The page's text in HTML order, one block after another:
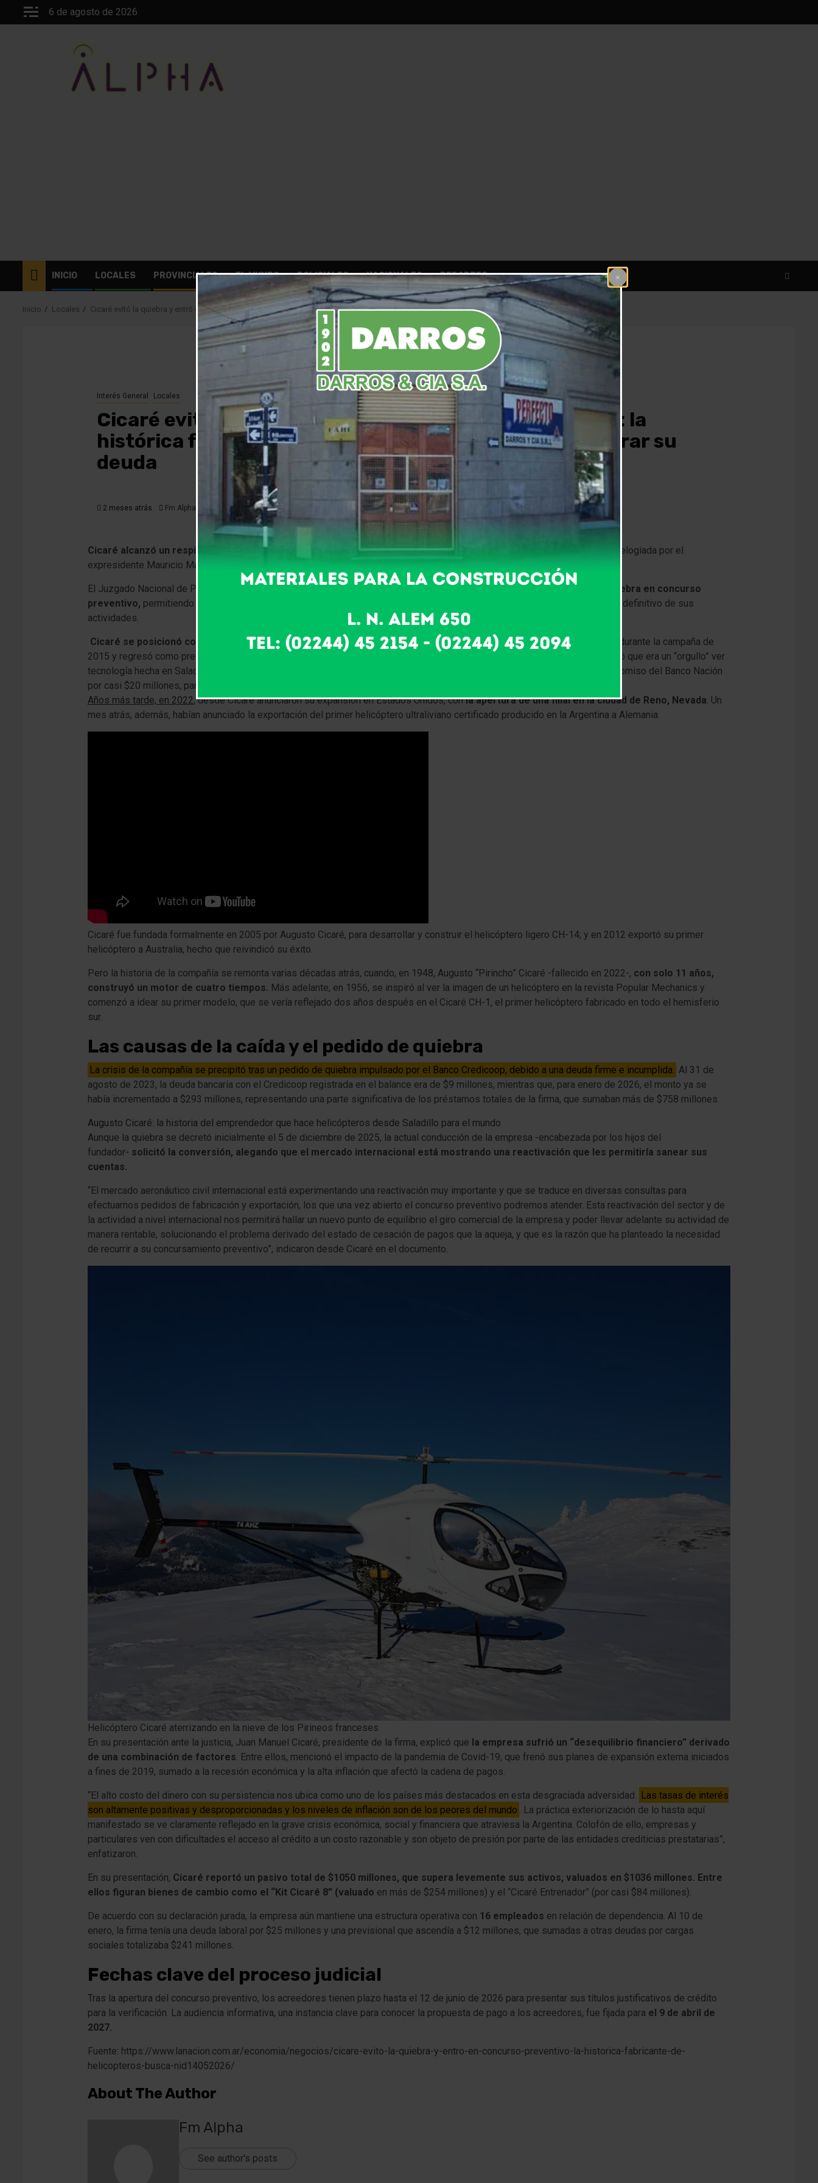
6 de agosto de 2026
INICIO LOCALES PROVINCIALES EL MUNDO POLICIALES NACIONALES DEPORTES
Inicio Locales Cicaré evitó la quiebra y entró en concurso preventivo: la histórica fabricante de helicópteros busca reestructurar su deuda
Interés General Locales
Cicaré evitó la quiebra y entró en concurso preventivo: la
histórica fabricante de helicópteros busca reestructurar su
deuda
2 meses atrás Fm Alpha
Cicaré alcanzó un respiro judicial.
La compañía, reconocida mundialmente por la fabricación de helicópteros ultralivianos y elogiada por el
expresidente Mauricio Macri como un modelo de innovación, evitó la quiebra y entró en concurso preventivo.
El Juzgado Nacional de Primera Instancia en lo Comercial N° 29, a cargo de Alberto Alemán,declaró la conversión de la quiebra en concurso
preventivo, permitiendo a la empresa oriunda de Saladillo provincia de Buenos Aires, renegociar sus deudas y evitar el cese definitivo de sus
actividades.
Cicaré se posicionó como una de las empresas favoritas de Mauricio Macri.El exmandatario la visitó por primera vez durante la campaña de
2015 y regresó como presidente en 2017, para encabezar el acto de ampliación de la planta. En aquel entonces, Macri destacó que era un “orgullo” ver
tecnología hecha en Saladillo exportándose al mundo y facilitó créditos por más de $17 millones a través del BICE y un fideicomiso del Banco Nación
por casi $20 millones, para cuadruplicar la producción.
Años más tarde, en 2022, desde Cicaré anunciaron su expansión en Estados Unidos, conla apertura de una filial en la ciudad de Reno, Nevada. Un
mes atrás, además, habían anunciado la exportación del primer helicóptero ultraliviano certificado producido en la Argentina a Alemania.
Cicaré fue fundada formalmente en 2005 por Augusto Cicaré, para desarrollar y construir el helicóptero ligero CH-14; y en 2012 exportó su primer
helicóptero a Australia, hecho que reivindicó su éxito.
Pero la historia de la compañía se remonta varias décadas atrás, cuando, en 1948, Augusto “Pirincho” Cicaré -fallecido en 2022-, con solo 11 años,
construyó un motor de cuatro tiempos. Más adelante, en 1956, se inspiró al ver la imagen de un helicóptero en la revista Popular Mechanics y
comenzó a idear su primer modelo, que se vería reflejado dos años después en el Cicaré CH-1, el primer helicóptero fabricado en todo el hemisferio
sur.
Las causas de la caída y el pedido de quiebra
La crisis de la compañía se precipitó tras un pedido de quiebra impulsado por el Banco Credicoop, debido a una deuda firme e incumplida. Al 31 de
agosto de 2023, la deuda bancaria con el Credicoop registrada en el balance era de $9 millones, mientras que, para enero de 2026, el monto ya se
había incrementado a $293 millones, representando una parte significativa de los préstamos totales de la firma, que sumaban más de $758 millones.
Augusto Cicaré: la historia del emprendedor que hace helicópteros desde Saladillo para el mundo
Aunque la quiebra se decretó inicialmente el 5 de diciembre de 2025, la actual conducción de la empresa -encabezada por los hijos del
fundador- solicitó la conversión, alegando que el mercado internacional está mostrando una reactivación que les permitiría sanear sus
cuentas.
“El mercado aeronáutico civil internacional está experimentando una reactivación muy importante y que se traduce en diversas consultas para
efectuarnos pedidos de fabricación y exportación, los que una vez abierto el concurso preventivo podremos atender. Esta reactivación del sector y de
la actividad a nivel internacional nos permitirá hallar un nuevo punto de equilibrio el giro comercial de la empresa y poder llevar adelante su actividad de
manera rentable, solucionando el problema derivado del estado de cesación de pagos que la aqueja, y que es la razón que ha planteado la necesidad
de recurrir a su concursamiento preventivo”, indicaron desde Cicaré en el documento.
Helicóptero Cicaré aterrizando en la nieve de los Pirineos franceses
En su presentación ante la justicia, Juan Manuel Cicaré, presidente de la firma, explicó que la empresa sufrió un “desequilibrio financiero” derivado
de una combinación de factores . Entre ellos, mencionó el impacto de la pandemia de Covid-19, que frenó sus planes de expansión externa iniciados
a fines de 2019, sumado a la recesión económica y la alta inflación que afectó la cadena de pagos.
“El alto costo del dinero con su persistencia nos ubica como uno de los países más destacados en esta desgraciada adversidad.
Las tasas de interés
son altamente positivas y desproporcionadas y los niveles de inflación son de los peores del mundo
. La práctica exteriorización de lo hasta aquí
manifestado se ve claramente reflejado en la grave crisis económica, social y financiera que atraviesa la Argentina. Colofón de ello, empresas y
particulares ven con dificultades el acceso al crédito a un costo razonable y son objeto de presión por parte de las entidades crediticias prestatarias”,
enfatizaron.
En su presentación, Cicaré reportó un pasivo total de $1050 millones, que supera levemente sus activos, valuados en $1036 millones. Entre
ellos figuran bienes de cambio como el “Kit Cicaré 8” (valuado en más de $254 millones) y el “Cicaré Entrenador” (por casi $84 millones).
De acuerdo con su declaración jurada, la empresa aún mantiene una estructura operativa con 16 empleados en relación de dependencia. Al 10 de
enero, la firma tenía una deuda laboral por $25 millones y una previsional que ascendía a $12 millones, que sumadas a otras deudas por cargas
sociales totalizaba $241 millones.
Fechas clave del proceso judicial
Tras la apertura del concurso preventivo, los acreedores tienen plazo hasta el 12 de junio de 2026 para presentar sus títulos justificativos de crédito
para la verificación. La audiencia informativa, una instancia clave para conocer la propuesta de pago a los acreedores, fue fijada para el 9 de abril de
2027.
Fuente: https://www.lanacion.com.ar/economia/negocios/cicare-evito-la-quiebra-y-entro-en-concurso-preventivo-la-historica-fabricante-de-
helicopteros-busca-nid14052026/
About The Author
Fm Alpha
See author's posts